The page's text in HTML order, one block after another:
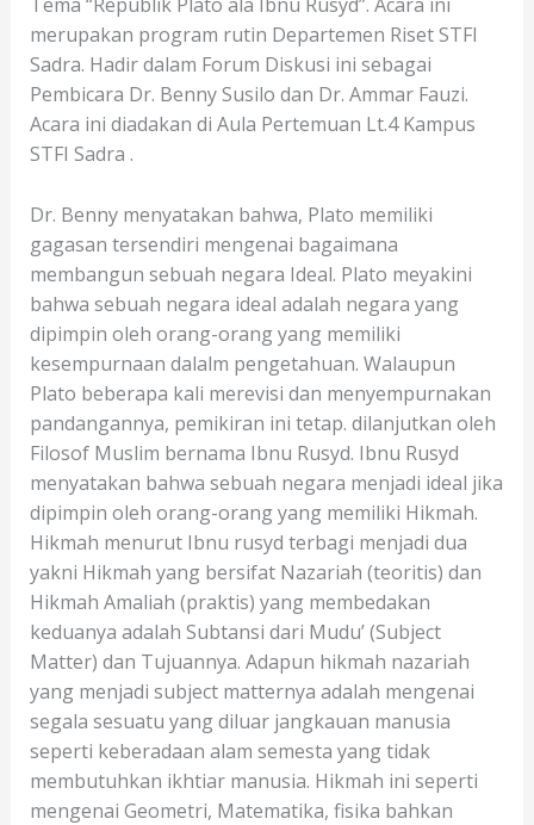
merupakan program rutin Departemen Riset STFI
Sadra. Hadir dalam Forum Diskusi ini sebagai
Pembicara Dr. Benny Susilo dan Dr. Ammar Fauzi.
Acara ini diadakan di Aula Pertemuan Lt.4 Kampus
STFI Sadra .
Dr. Benny menyatakan bahwa, Plato memiliki
gagasan tersendiri mengenai bagaimana
membangun sebuah negara Ideal. Plato meyakini
bahwa sebuah negara ideal adalah negara yang
dipimpin oleh orang-orang yang memiliki
kesempurnaan dalalm pengetahuan. Walaupun
Plato beberapa kali merevisi dan menyempurnakan
pandangannya, pemikiran ini tetap. dilanjutkan oleh
Filosof Muslim bernama Ibnu Rusyd. Ibnu Rusyd
menyatakan bahwa sebuah negara menjadi ideal jika
dipimpin oleh orang-orang yang memiliki Hikmah.
Hikmah menurut Ibnu rusyd terbagi menjadi dua
yakni Hikmah yang bersifat Nazariah (teoritis) dan
Hikmah Amaliah (praktis) yang membedakan
keduanya adalah Subtansi dari Mudu’ (Subject
Matter) dan Tujuannya. Adapun hikmah nazariah
yang menjadi subject matternya adalah mengenai
segala sesuatu yang diluar jangkauan manusia
seperti keberadaan alam semesta yang tidak
membutuhkan ikhtiar manusia. Hikmah ini seperti
mengenai Geometri, Matematika, fisika bahkan